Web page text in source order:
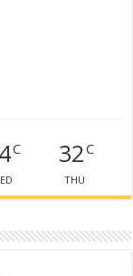
C 32C
THU